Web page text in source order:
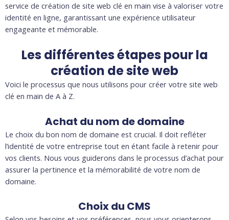
service de création de site web clé en main vise à valoriser votre
identité en ligne, garantissant une expérience utilisateur
engageante et mémorable.
Les différentes étapes pour la
création de site web
Voici le processus que nous utilisons pour créer votre site web
clé en main de A à Z.
Achat du nom de domaine
Le choix du bon nom de domaine est crucial. Il doit refléter
l’identité de votre entreprise tout en étant facile à retenir pour
vos clients. Nous vous guiderons dans le processus d’achat pour
assurer la pertinence et la mémorabilité de votre nom de
domaine.
Choix du CMS